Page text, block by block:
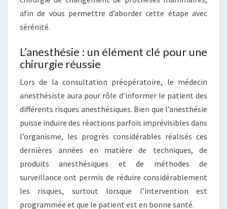
afin de vous permettre d’aborder cette étape avec
sérénité.
L’anesthésie : un élément clé pour une
chirurgie réussie
Lors de la consultation préopératoire, le médecin
anesthésiste aura pour rôle d’informer le patient des
différents risques anesthésiques. Bien que l’anesthésie
puisse induire des réactions parfois imprévisibles dans
l’organisme, les progrès considérables réalisés ces
dernières années en matière de techniques, de
produits anesthésiques et de méthodes de
surveillance ont permis de réduire considérablement
les risques, surtout lorsque l’intervention est
programmée et que le patient est en bonne santé.